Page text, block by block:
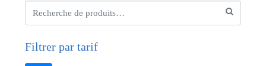
Filtrer par tarif